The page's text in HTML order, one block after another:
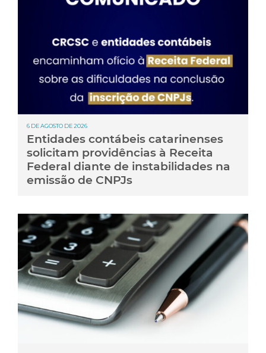
6 DE AGOSTO DE 2026
Entidades contábeis catarinenses
solicitam providências à Receita
Federal diante de instabilidades na
emissão de CNPJs